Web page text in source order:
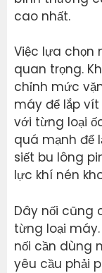
cao nhất.
Việc lựa chọn
quan trọng.
chỉnh mức
máy để lắp
với từng loại
quá mạnh để
siết bu lông
lực khí nén
Dây nối cũng
từng loại
nối cần dùng
yêu cầu phải